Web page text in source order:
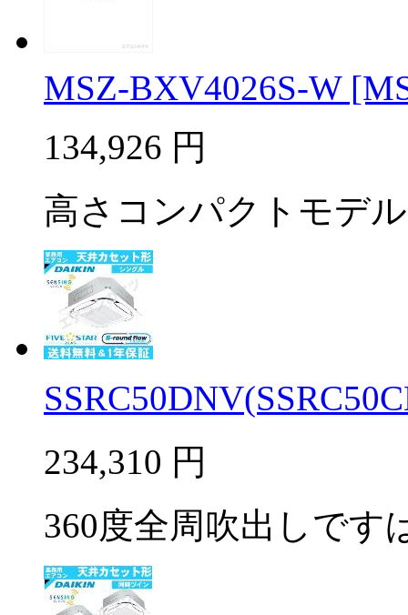
MSZ-BXV4026S-W
134,926 円
高さコンパクトモデル
234,310 円
360度全周吹出しです